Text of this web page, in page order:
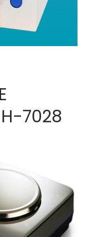
H-7028